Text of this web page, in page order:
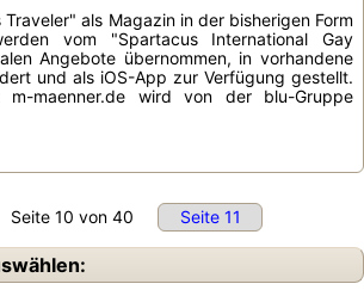
als Magazin in der bisherigen Form
vom "Spartacus International Gay
Angebote übernommen, in vorhandene
und als iOS-App zur Verfügung gestellt.
m-maenner.de wird von der blu-Gruppe
Seite 10 von 40 Seite 11